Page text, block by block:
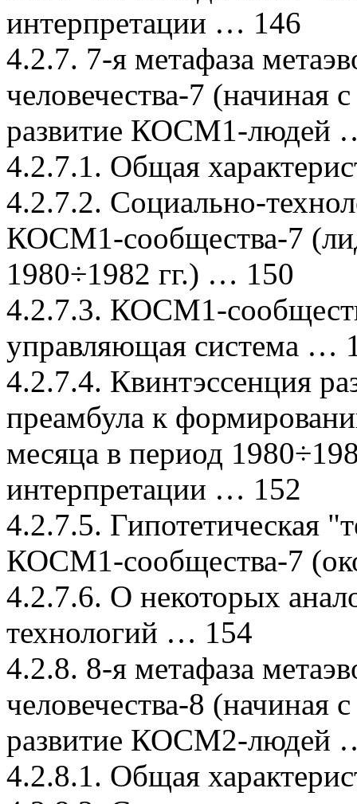
интерпретации … 146
4.2.7. 7-я метафаза
человечества-7 (начиная
развитие КОСМ1-людей
4.2.7.1. Общая
4.2.7.2. Социально-
КОСМ1-сообщества-7
1980÷1982 гг.) … 150
4.2.7.3. КОСМ1-
управляющая система …
4.2.7.4. Квинтэссенция
преамбула к
месяца в период
интерпретации … 152
4.2.7.5. Гипотетическая
КОСМ1-сообщества-7
4.2.7.6. О некоторых
технологий … 154
4.2.8. 8-я метафаза
человечества-8 (начиная
развитие КОСМ2-людей
4.2.8.1. Общая